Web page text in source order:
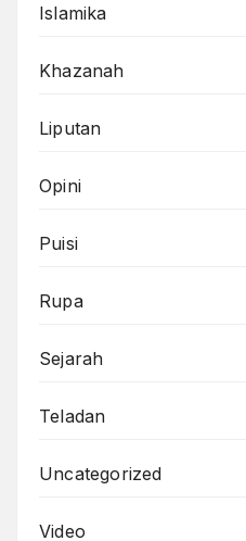
Islamika
Khazanah
Liputan
Opini
Puisi
Rupa
Sejarah
Teladan
Uncategorized
Video